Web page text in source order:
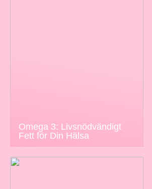
Omega 3: Livsnödvändigt
Fett för Din Hälsa